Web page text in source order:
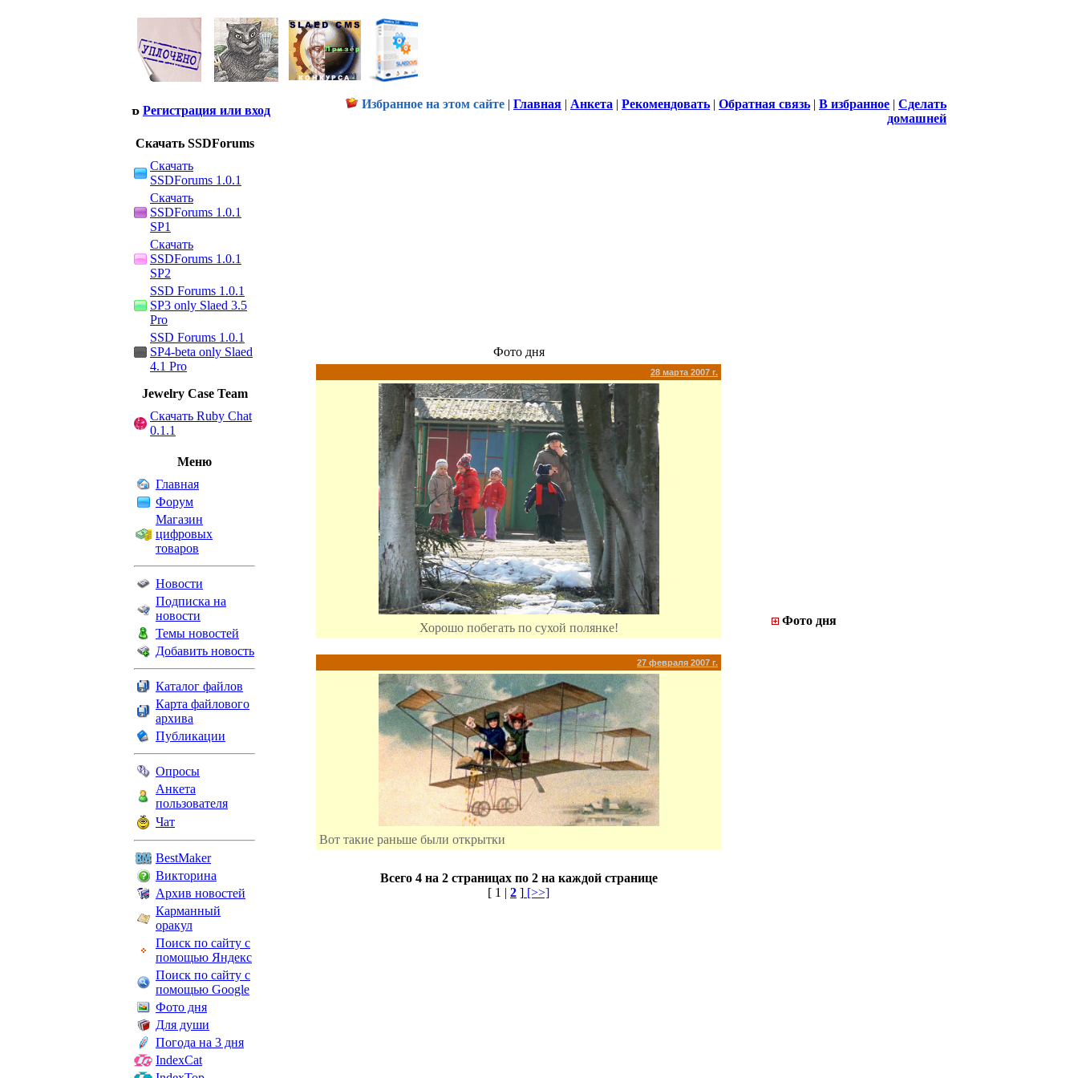
Регистрация или вход Избранное на этом сайте | Главная | Анкета | Рекомендовать | Обратная связь | В избранное | Сделать
домашней
Скачать SSDForums
Скачать
SSDForums 1.0.1
Скачать
SSDForums 1.0.1
SP1
Скачать
SSDForums 1.0.1
SP2
SSD Forums 1.0.1
SP3 only Slaed 3.5
Pro
SSD Forums 1.0.1
SP4-beta only Slaed
4.1 Pro
Jewelry Сase Team
Скачать Ruby Chat
0.1.1
Меню
Главная
Форум
Магазин
цифровых
товаров
Новости
Подписка на
новости
Темы новостей
Добавить новость
Каталог файлов
Карта файлового
архива
Публикации
Опросы
Анкета
пользователя
Чат
BestMaker
Викторина
Архив новостей
Карманный
оракул
Поиск по сайту с
помощью Яндекс
Поиск по сайту с
помощью Google
Фото дня
Для души
Погода на 3 дня
IndexCat
Фото дня
28 марта 2007 г.
Хорошо побегать по сухой полянке!
27 февраля 2007 г.
Вот такие раньше были открытки
Всего 4 на 2 страницах по 2 на каждой странице
[ 1 | 2 ] [>>]
Фото дня